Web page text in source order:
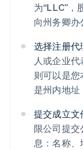
为“LLC”，
向州务卿办
选择注册代
人或企业代
则可以是
是州内地址
提交成立文
限公司提
息：名称、